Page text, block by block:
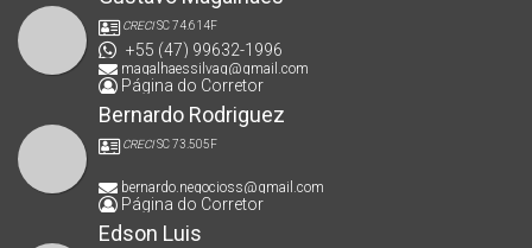
CRECISC 74.614F
+55 (47) 99632-1996
magalhaessilvag@gmail.com
Página do Corretor
Bernardo Rodriguez
CRECISC 73.505F
bernardo.negocioss@gmail.com
Página do Corretor
Edson Luis